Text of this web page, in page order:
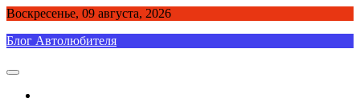
Skip
content
Воскресенье, 09 августа, 2026
Блог Автолюбителя